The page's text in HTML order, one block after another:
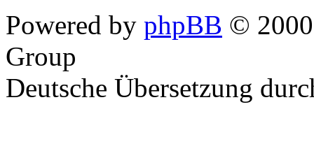
Powered by phpBB ©
Group
Deutsche Übersetzung